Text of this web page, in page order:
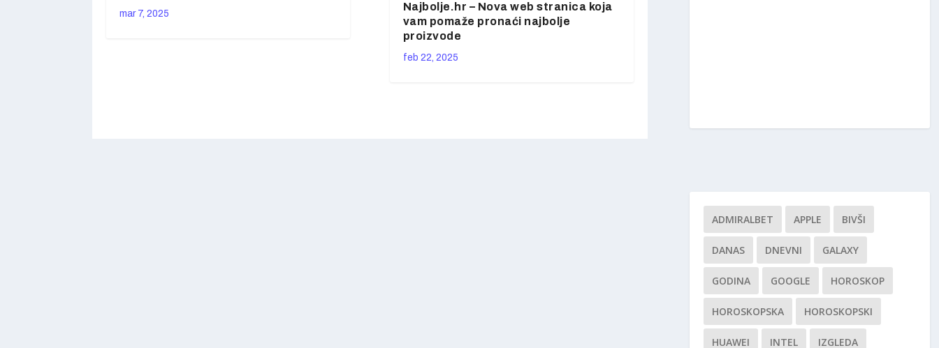
mar 7, 2025
Najbolje.hr – Nova web stranica koja
vam pomaže pronaći najbolje
proizvode
feb 22, 2025
ADMIRALBET APPLE BIVŠI
DANAS DNEVNI GALAXY
GODINA GOOGLE HOROSKOP
HOROSKOPSKA HOROSKOPSKI
HUAWEI INTEL IZGLEDA